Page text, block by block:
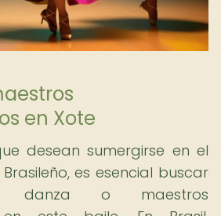
en Xote
desean sumergirse en el
es esencial buscar
danza o maestros